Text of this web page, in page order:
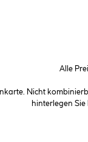
Alle
Nicht
hinterlegen